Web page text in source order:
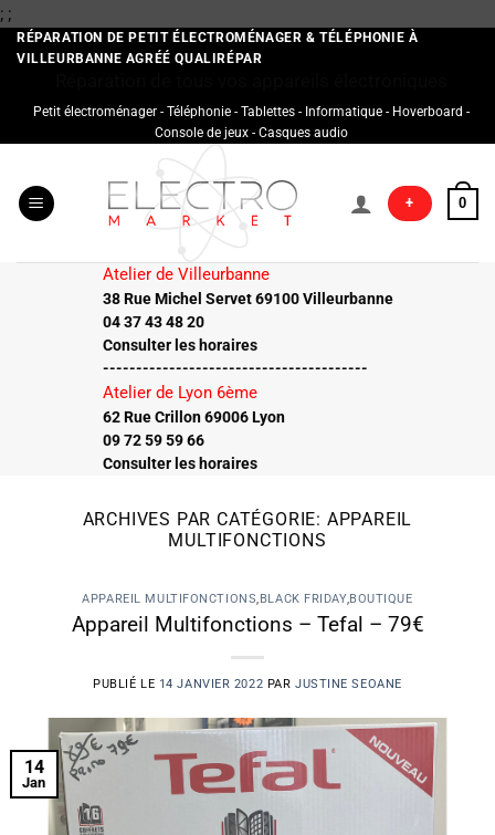
; ;Passer
au
contenu
RÉPARATION DE PETIT ÉLECTROMÉNAGER & TÉLÉPHONIE À
VILLEURBANNE AGRÉÉ QUALIRÉPAR
Petit électroménager - Téléphonie - Tablettes - Informatique - Hoverboard -
Console de jeux - Casques audio
+ 0
Atelier de Villeurbanne
38 Rue Michel Servet 69100 Villeurbanne
04 37 43 48 20
Consulter les horaires
----------------------------------------
Atelier de Lyon 6ème
62 Rue Crillon 69006 Lyon
09 72 59 59 66
Consulter les horaires
ARCHIVES PAR CATÉGORIE: APPAREIL
MULTIFONCTIONS
APPAREIL MULTIFONCTIONS, BLACK FRIDAY,BOUTIQUE
Appareil Multifonctions – Tefal – 79€
PUBLIÉ LE 14 JANVIER 2022 PAR JUSTINE SEOANE
14
Jan